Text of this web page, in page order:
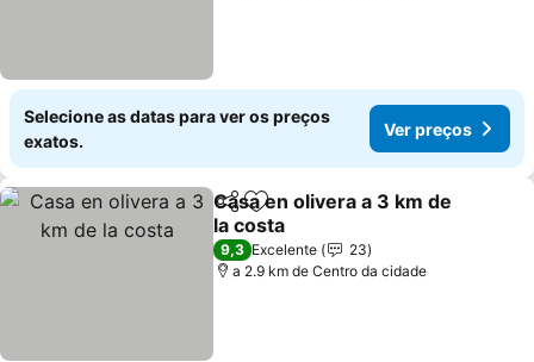
Selecione as datas para ver os preços
exatos.
Ver preços
PartilharAdicionar aos favoritos
Casa en olivera a 3 km de
la costa
Ver preços
9,3 Excelente
23
a 2.9 km de Centro da cidade